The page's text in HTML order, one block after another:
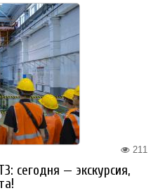
211
сегодня — экскурсия,